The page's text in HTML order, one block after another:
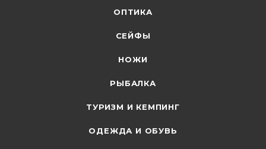
ОПТИКА
СЕЙФЫ
НОЖИ
РЫБАЛКА
ТУРИЗМ И КЕМПИНГ
ОДЕЖДА И ОБУВЬ